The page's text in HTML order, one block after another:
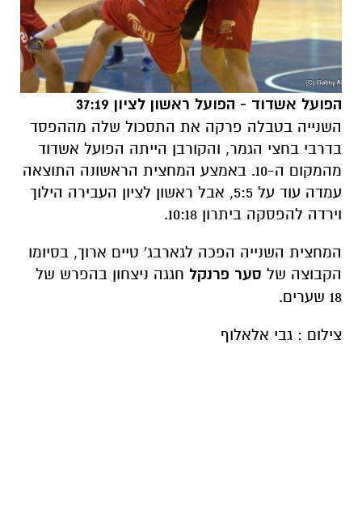
הפועל אשדוד - הפועל ראשון לציון 37:19
השנייה בטבלה פרקה את התסכול שלה מההפסד
בדרבי בחצי הגמר, והקורבן הייתה הפועל אשדוד
מהמקום ה-10. באמצע המחצית הראשונה התוצאה
עמדה עוד על 5:5, אבל ראשון לציון העבירה הילוך
וירדה להפסקה ביתרון 10:18.
המחצית השנייה הפכה לגארבג' טיים ארוך, בסיומו
הקבוצה של סער פרנקל חגגה ניצחון בהפרש של
18 שערים.
צילום : גבי אלאלוף